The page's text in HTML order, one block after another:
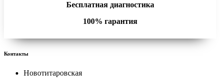
Бесплатная диагностика
100% гарантия
Контакты
Новотитаровская